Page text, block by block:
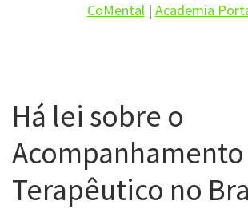
CoMental| Academia
Há lei sobre o
Acompanhamento
Terapêutico no